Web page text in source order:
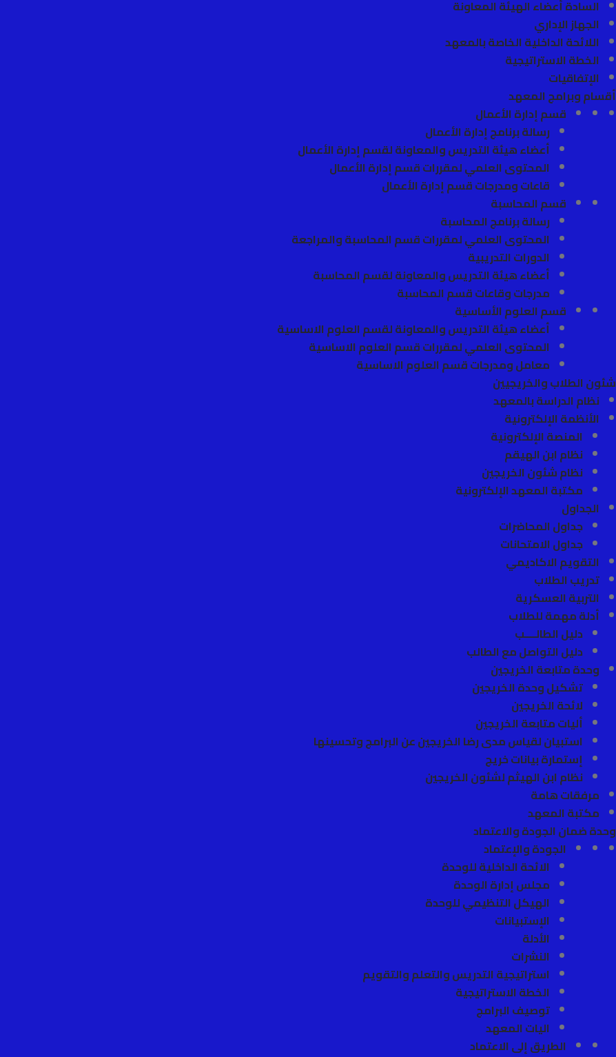
السادة أعضاء الهيئة المعاونة
الجهاز الإداري
اللائحة الداخلية الخاصة بالمعهد
الخطة الاستراتيجية
الإتفاقيات
أقسام وبرامج المعهد
قسم إدارة الأعمال
رسالة برنامج إدارة الأعمال
أعضاء هيئة التدريس والمعاونة لقسم إدارة الأعمال
المحتوى العلمي لمقررات قسم إدارة الأعمال
قاعات ومدرجات قسم إدارة الأعمال
قسم المحاسبة
رسالة برنامج المحاسبة
المحتوى العلمي لمقررات قسم المحاسبة والمراجعة
الدورات التدريبية
أعضاء هيئة التدريس والمعاونة لقسم المحاسبة
مدرجات وقاعات قسم المحاسبة
قسم العلوم الأساسية
أعضاء هيئة التدريس والمعاونة لقسم العلوم الاساسية
المحتوى العلمي لمقررات قسم العلوم الاساسية
معامل ومدرجات قسم العلوم الاساسية
شئون الطلاب والخريجيين
نظام الدراسة بالمعهد
الأنظمة الإلكترونية
المنصة الإلكترونية
نظام ابن الهيقم
نظام شئون الخريجين
مكتبة المعهد الإلكترونية
الجداول
جداول المحاضرات
جداول الامتحانات
التقويم الاكاديمي
تدريب الطلاب
التربية العسكرية
أدلة مهمة للطلاب
دليل الطالــــب
دليل التواصل مع الطالب
وحدة متابعة الخريجين
تشكيل وحدة الخريجين
لائحة الخريجين
أليات متابعة الخريجين
استبيان لقياس مدى رضا الخريجين عن البرامج وتحسينها
إستمارة بيانات خريج
نظام ابن الهيثم لشئون الخريجين
مرفقات هامة
مكتبة المعهد
وحدة ضمان الجودة والاعتماد
الجودة والإعتماد
الائحة الداخلية للوحدة
مجلس إدارة الوحدة
الهيكل التنظيمي للوحدة
الإستبيانات
الأدلة
النشرات
استراتيجية التدريس والتعلم والتقويم
الخطة الاستراتيجية
توصيف البرامج
اليات المعهد
الطريق إلى الاعتماد